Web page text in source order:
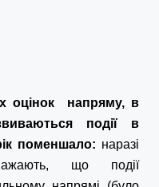
оцінок напряму, в
події в
поменшало: наразі
що події